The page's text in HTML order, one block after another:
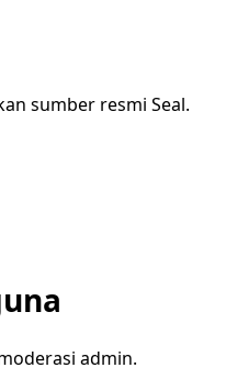
sumber resmi Seal.
admin.